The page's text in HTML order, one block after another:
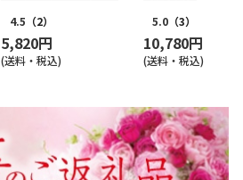
4.5 （2）
5,820円
(送料・税込)
5.0 （3）
10,780円
(送料・税込)